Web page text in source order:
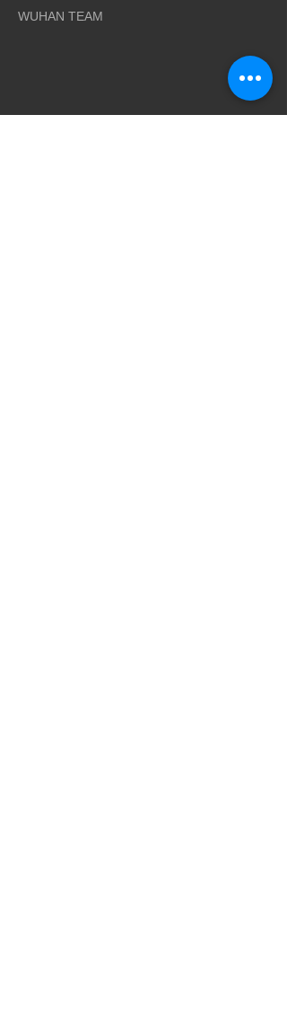
WUHAN TEAM